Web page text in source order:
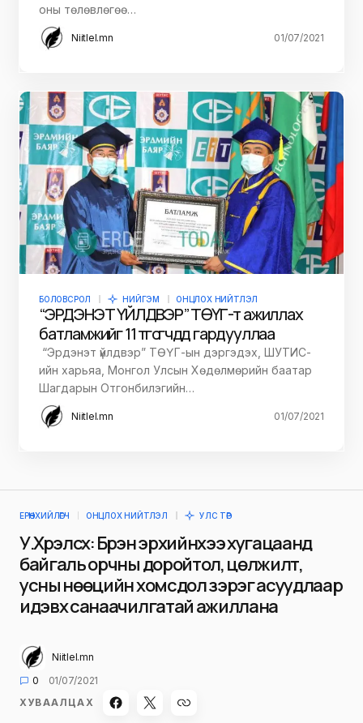
оны төлөвлөгөө…
Niitlel.mn 01/07/2021
БОЛОВСРОЛ НИЙГЭМ ОНЦЛОХ НИЙТЛЭЛ
“ЭРДЭНЭТ ҮЙЛДВЭР” ТӨҮГ-т ажиллах
батламжийг 11 төгсөгчдөд гардууллаа
“Эрдэнэт үйлдвэр” ТӨҮГ-ын дэргэдэх, ШУТИС-
ийн харьяа, Монгол Улсын Хөдөлмөрийн баатар
Шагдарын Отгонбилэгийн…
Niitlel.mn 01/07/2021
ЕРӨНХИЙЛӨГЧ ОНЦЛОХ НИЙТЛЭЛ УЛС ТӨР
У.Хүрэлсүх: Бүрэн эрхийнхээ хугацаанд
байгаль орчны доройтол, цөлжилт,
усны нөөцийн хомсдол зэрэг асуудлаар
идэвх санаачилгатай ажиллана
Niitlel.mn
0
01/07/2021
ХУВААЛЦАХ